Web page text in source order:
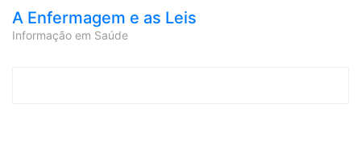
A Enfermagem e as Leis
Informação em Saúde